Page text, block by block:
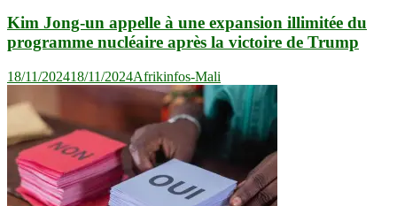
Kim Jong-un appelle à une expansion illimitée du
programme nucléaire après la victoire de Trump
18/11/202418/11/2024Afrikinfos-Mali